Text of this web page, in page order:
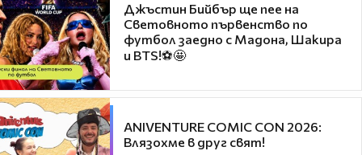
Джъстин Бийбър ще пее на
Световното първенство по
футбол заедно с Мадона, Шакира
и BTS!⚽🤩
ANIVENTURE COMIC CON 2026:
Влязохме в друг свят!